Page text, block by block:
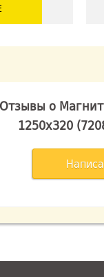
Отзывы о
1250х320